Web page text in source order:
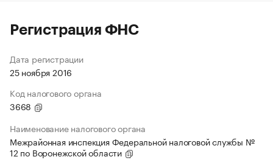
Регистрация ФНС
Дата регистрации
25 ноября 2016
Код налогового органа
3668
Наименование налогового органа
Межрайонная инспекция Федеральной налоговой службы №
12 по Воронежской области